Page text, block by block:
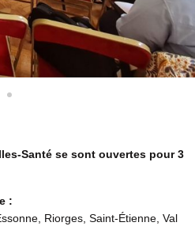
Santé se sont ouvertes pour 3
:
Riorges, Saint-Étienne, Val